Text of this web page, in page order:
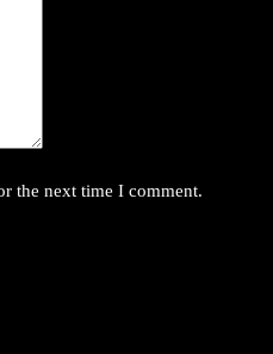
the next time I comment.